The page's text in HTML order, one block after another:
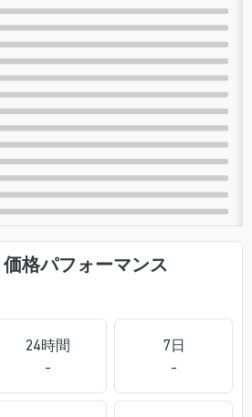
価格パフォーマンス
24時間
-
7日
-